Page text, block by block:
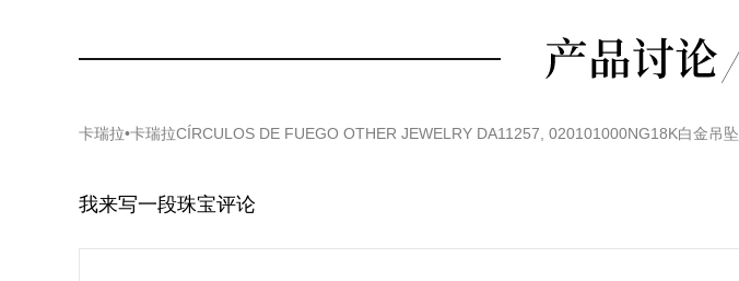
卡瑞拉•卡瑞拉CÍRCULOS DE FUEGO OTHER JEWELRY DA11257, 020101000NG18K白金吊坠
我来写一段珠宝评论